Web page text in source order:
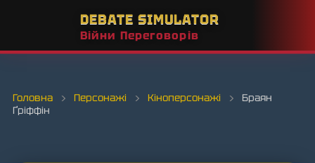
DEBATE SIMULATOR
Війни Переговорів
Головна › Персонажі › Кіноперсонажі ›
Браян
Ґріффін